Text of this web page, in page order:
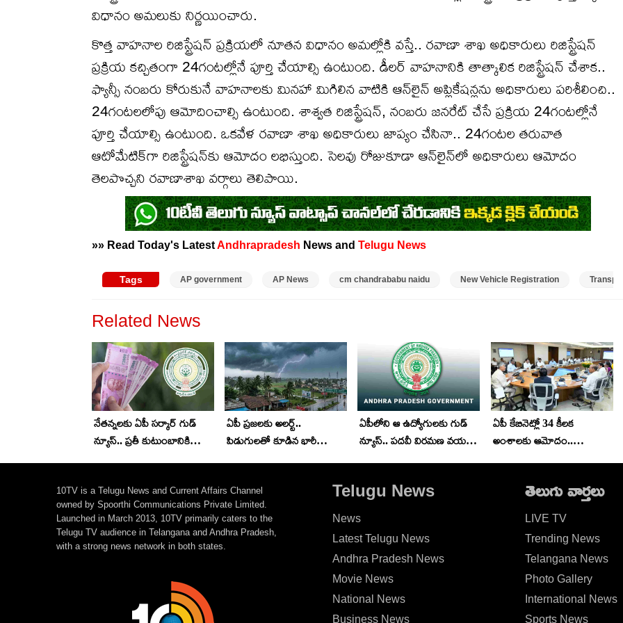
విధానం అమలుకు నిర్ణయించారు.
కొత్త వాహనాల రిజిస్ట్రేషన్ ప్రక్రియలో నూతన విధానం అమల్లోకి వస్తే.. రవాణా శాఖ అధికారులు రిజిస్ట్రేషన్
ప్రక్రియ కచ్చితంగా 24గంటల్లోనే పూర్తి చేయాల్సి ఉంటుంది. డీలర్ వాహనానికి తాత్కాలిక రిజిస్ట్రేషన్ చేశాక..
ఫ్యాన్సీ నంబరు కోరుకునే వాహనాలకు మినహా మిగిలిన వాటికి ఆన్‌లైన్ అప్లికేషన్లను అధికారులు పరిశీలించి..
24గంటలలోపు ఆమోదించాల్సి ఉంటుంది. శాశ్వత రిజిస్ట్రేషన్, నంబరు జనరేట్ చేసే ప్రక్రియ 24గంటల్లోనే
పూర్తి చేయాల్సి ఉంటుంది. ఒకవేళ రవాణా శాఖ అధికారులు జాప్యం చేసినా.. 24గంటల తరువాత
ఆటోమేటిక్‌గా రిజిస్ట్రేషన్‌కు ఆమోదం లభిస్తుంది. సెలవు రోజు‌కూడా ఆన్‌లైన్‌లో అధికారులు ఆమోదం
తెలపొచ్చని రవాణాశాఖ వర్గాలు తెలిపాయి.
»» Read Today's LatestAndhrapradesh News and Telugu News
Tags AP government AP News cm chandrababu naidu New Vehicle Registration
Related News
నేతన్నలకు ఏపీ సర్కార్ గుడ్
న్యూస్.. ప్రతీ కుటుంబానికి
ఏపీ ప్రజలకు అలర్ట్..
పిడుగులతో కూడిన భారీ
ఏపీలోని ఆ ఉద్యోగులకు గుడ్
న్యూస్.. పదవీ విరమణ వయస్సు
ఏపీ కేబినెట్లో 34 కీలక
అంశాలకు ఆమోదం..
10TV is a Telugu News and Current Affairs Channel
owned by Spoorthi Communications Private Limited.
Launched in March 2013, 10TV primarily caters to the
Telugu TV audience in Telangana and Andhra Pradesh,
with a strong news network in both states.
Telugu News
News
Latest Telugu News
Andhra Pradesh News
Movie News
National News
Business News
తెలుగు వార్తలు
LIVE TV
Trending News
Telangana News
Photo Gallery
International News
Sports News